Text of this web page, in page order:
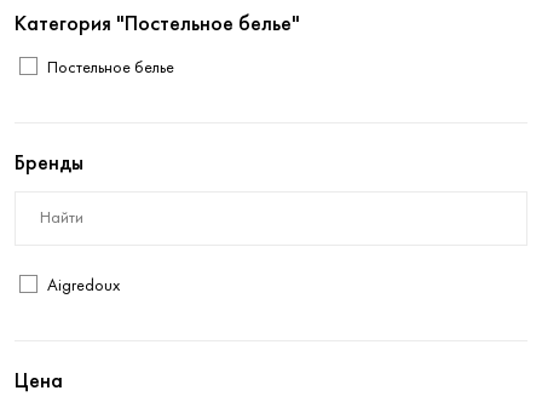
Категория "Постельное белье"
Постельное белье
Бренды
Aigredoux
Цена